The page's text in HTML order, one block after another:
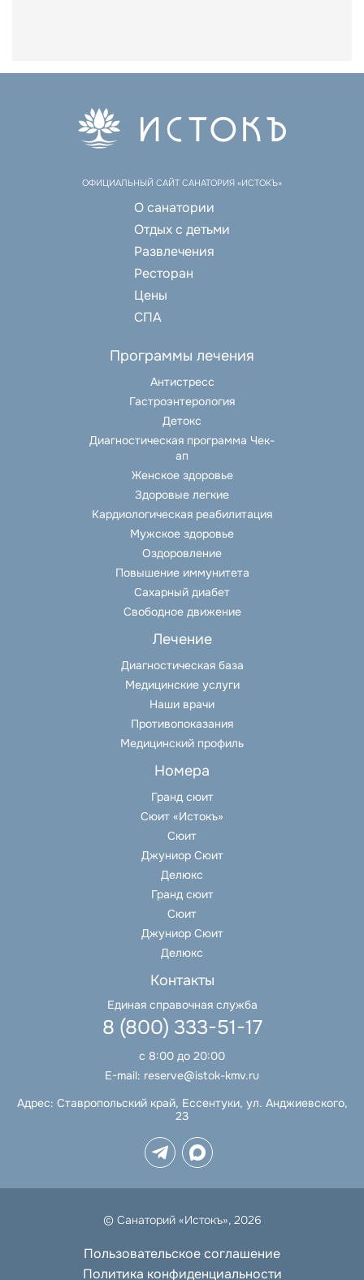
ОФИЦИАЛЬНЫЙ САЙТ САНАТОРИЯ «ИСТОКЪ»
О санатории
Отдых с детьми
Развлечения
Ресторан
Цены
СПА
Программы лечения
Антистресс
Гастроэнтерология
Детокс
Диагностическая программа Чек-
ап
Женское здоровье
Здоровые легкие
Кардиологическая реабилитация
Мужское здоровье
Оздоровление
Повышение иммунитета
Сахарный диабет
Свободное движение
Лечение
Диагностическая база
Медицинские услуги
Наши врачи
Противопоказания
Медицинский профиль
Номера
Гранд сюит
Сюит «Истокъ»
Сюит
Джуниор Сюит
Делюкс
Гранд сюит
Сюит
Джуниор Сюит
Делюкс
Контакты
Единая справочная служба
8 (800) 333-51-17
с 8:00 до 20:00
E-mail: reserve@istok-kmv.ru
Адрес: Ставропольский край, Ессентуки, ул. Анджиевского,
23
© Санаторий «Истокъ», 2026
Пользовательское соглашение
Политика конфиденциальности